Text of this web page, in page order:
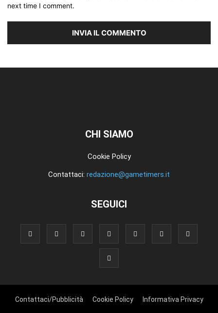
next time I comment.
CHI SIAMO
Cookie Policy
Contattaci: redazione@gametimers.it
SEGUICI
Contattaci/Pubblicità Cookie Policy Informativa Privacy